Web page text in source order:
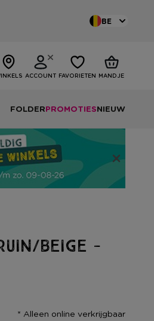
BE
ACCOUNT FAVORIETEN MANDJE
FOLDERPROMOTIESNIEUW
beige -
* Alleen online verkrijgbaar